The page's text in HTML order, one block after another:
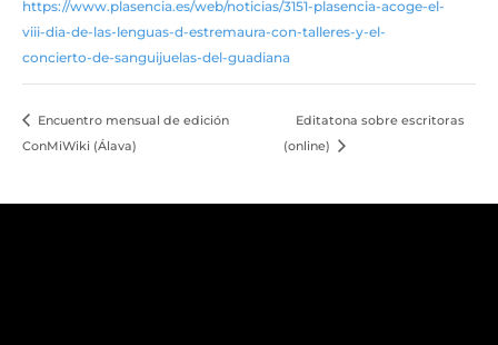
https://www.plasencia.es/web/noticias/3151-plasencia-acoge-el-
viii-dia-de-las-lenguas-d-estremaura-con-talleres-y-el-
concierto-de-sanguijuelas-del-guadiana
Encuentro mensual de edición
ConMiWiki (Álava)
Editatona sobre escritoras
(online)